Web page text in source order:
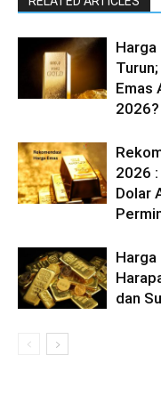
Harga
Emas
2026?
2026
Dolar
Harga
dan